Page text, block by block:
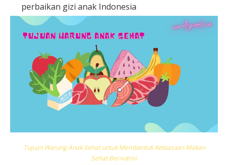
perbaikan gizi anak Indonesia
Tujuan Warung Anak Sehat untuk Membentuk Kebiasaan Makan
Sehat Bernutrisi